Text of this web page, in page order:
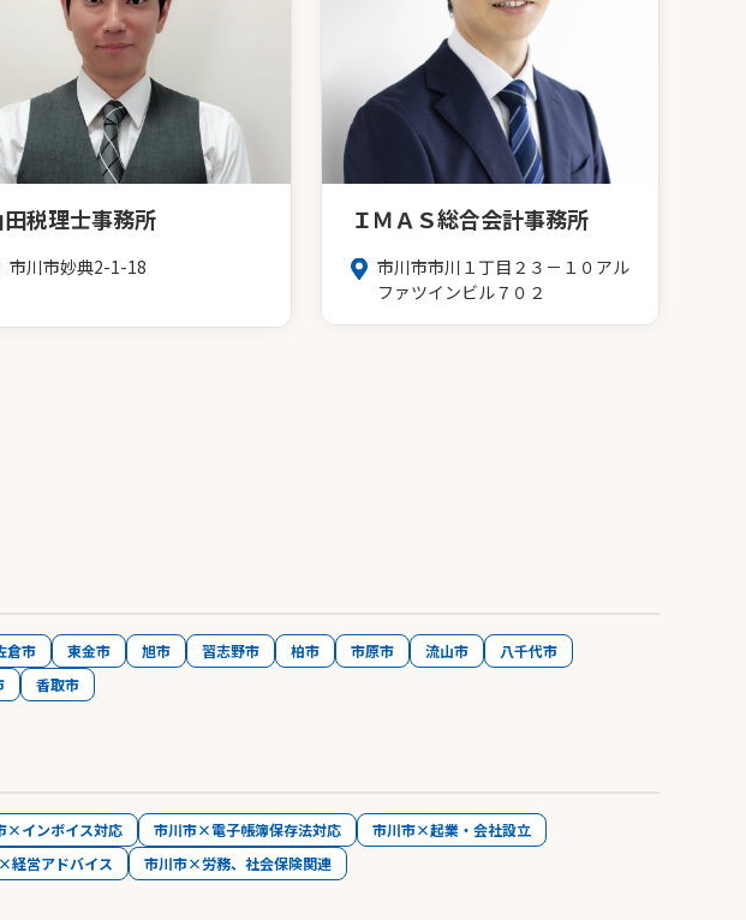
田税理士事務所
市川市妙典2-1-18
ＩＭＡＳ総合会計事務所
市川市市川１丁目２３－１０アル
ファツインビル７０２
倉市 東金市 旭市 習志野市 柏市 市原市 流山市
八千代市
香取市
×インボイス対応 市川市×電子帳簿保存法対応
市川市×起業・会社設立
経営アドバイス 市川市×労務、社会保険関連